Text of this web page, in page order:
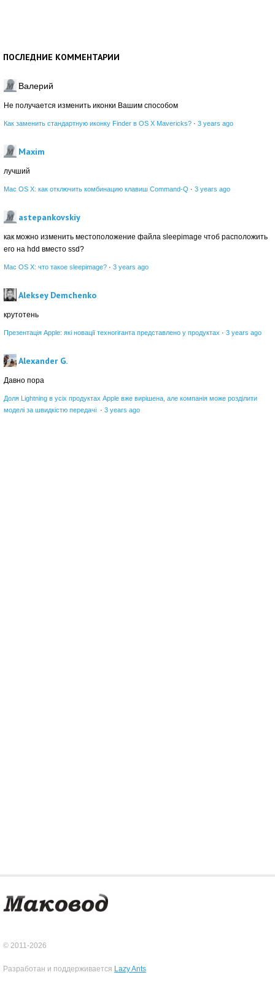
ПОСЛЕДНИЕ КОММЕНТАРИИ
Валерий
Не получается изменить иконки Вашим способом
Как заменить стандартную иконку Finder в OS X Mavericks? · 3 years ago
Maxim
лучший
Mac OS X: как отключить комбинацию клавиш Command-Q · 3 years ago
astepankovskiy
как можно изменить местоположение файла sleepimage чтоб расположить
его на hdd вместо ssd?
Mac OS X: что такое sleepimage? · 3 years ago
Aleksey Demchenko
крутотень
Презентація Apple: які новації техногіганта представлено у продуктах · 3 years ago
Alexander G.
Давно пора
Доля Lightning в усіх продуктах Apple вже вирішена, але компанія може розділити
моделі за швидкістю передачі · 3 years ago
© 2011-2026
Разработан и поддерживается Lazy Ants